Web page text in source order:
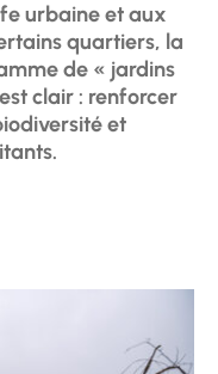
urbaine et aux
quartiers, la
de « jardins
clair : renforcer
et